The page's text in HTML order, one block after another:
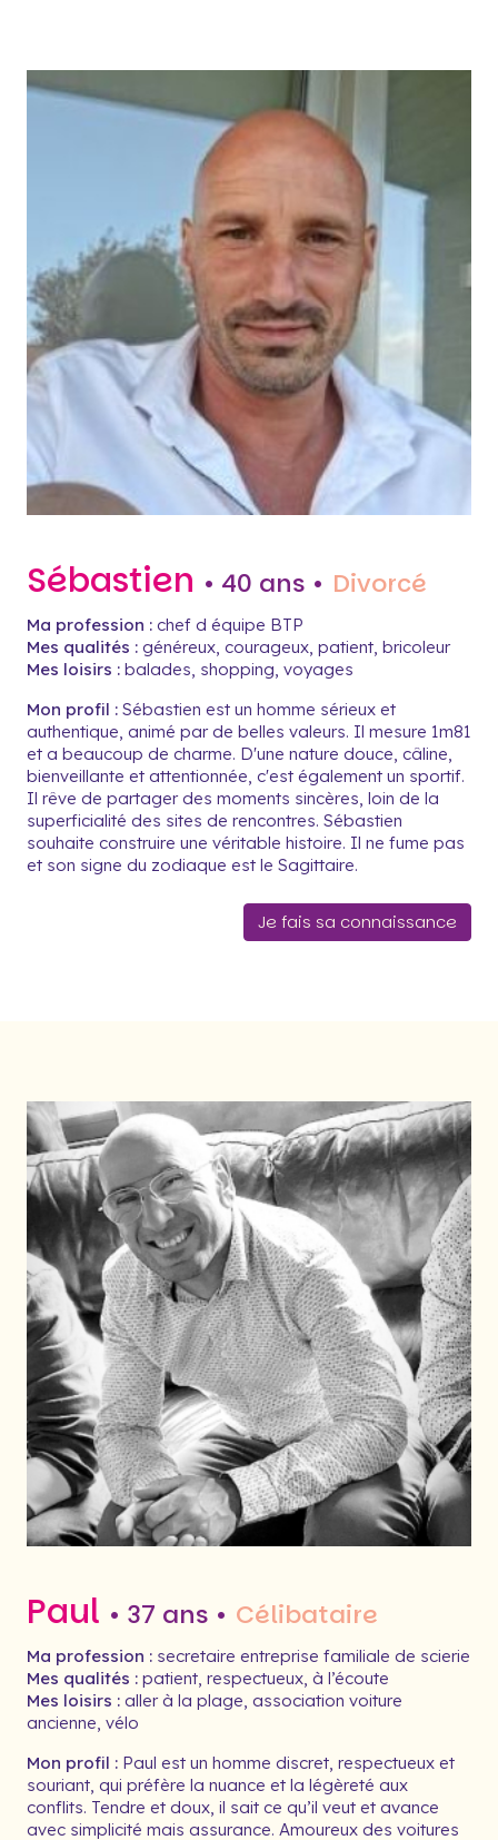
Sébastien • 40 ans • Divorcé
Ma profession : chef d équipe BTP
Mes qualités : généreux, courageux, patient, bricoleur
Mes loisirs : balades, shopping, voyages
Mon profil : Sébastien est un homme sérieux et
authentique, animé par de belles valeurs. Il mesure 1m81
et a beaucoup de charme. D'une nature douce, câline,
bienveillante et attentionnée, c'est également un sportif.
Il rêve de partager des moments sincères, loin de la
superficialité des sites de rencontres. Sébastien
souhaite construire une véritable histoire. Il ne fume pas
et son signe du zodiaque est le Sagittaire.
Je fais sa connaissance
Paul • 37 ans • Célibataire
Ma profession : secretaire entreprise familiale de scierie
Mes qualités : patient, respectueux, à l’écoute
Mes loisirs : aller à la plage, association voiture
ancienne, vélo
Mon profil : Paul est un homme discret, respectueux et
souriant, qui préfère la nuance et la légèreté aux
conflits. Tendre et doux, il sait ce qu’il veut et avance
avec simplicité mais assurance. Amoureux des voitures